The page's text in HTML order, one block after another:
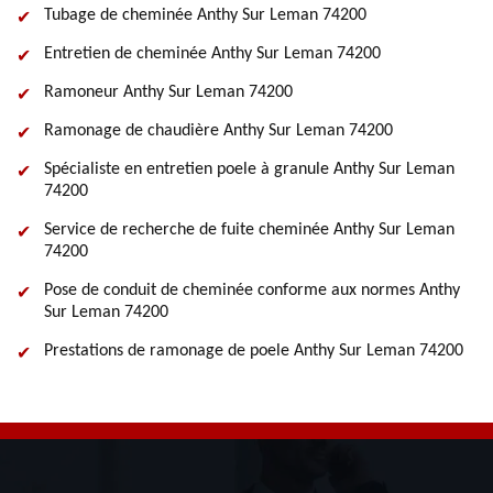
Tubage de cheminée Anthy Sur Leman 74200
Entretien de cheminée Anthy Sur Leman 74200
Ramoneur Anthy Sur Leman 74200
Ramonage de chaudière Anthy Sur Leman 74200
Spécialiste en entretien poele à granule Anthy Sur Leman
74200
Service de recherche de fuite cheminée Anthy Sur Leman
74200
Pose de conduit de cheminée conforme aux normes Anthy
Sur Leman 74200
Prestations de ramonage de poele Anthy Sur Leman 74200